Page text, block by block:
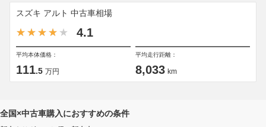
スズキ アルト 中古車相場
4.1
平均本体価格：
111.5 万円
平均走行距離：
8,033 km
全国×中古車購入におすすめの条件